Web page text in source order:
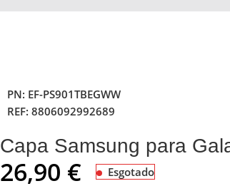
PN: EF-PS901TBEGWW
REF: 8806092992689
Capa Samsung para
26,90 € Esgotado